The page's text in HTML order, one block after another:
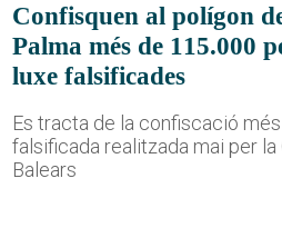
Confisquen al polígon
Palma més de 115.000
luxe falsificades
Es tracta de la confiscació
falsificada realitzada mai per la
Balears